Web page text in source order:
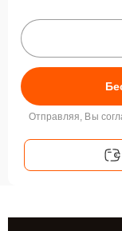
Отправляя, Вы